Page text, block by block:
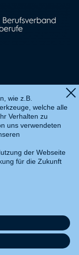
wie z.B.
welche alle
Verhalten zu
uns verwendeten
der Webseite
für die Zukunft